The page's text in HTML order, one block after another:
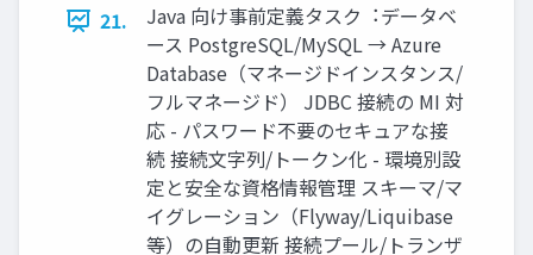
21.
Java 向け事前定義タスク︓データベ
ース PostgreSQL/MySQL → Azure
Database（マネージドインスタンス/
フルマネージド） JDBC 接続の MI 対
応 - パスワード不要のセキュアな接
続 接続⽂字列/トークン化 - 環境別設
定と安全な資格情報管理 スキーマ/マ
イグレーション（Flyway/Liquibase
等）の⾃動更新 接続プール/トランザ